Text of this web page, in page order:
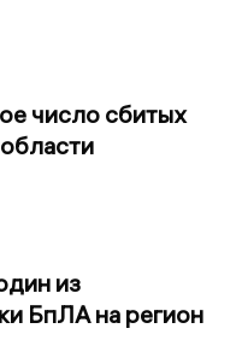
число сбитых
из
БпЛА на регион